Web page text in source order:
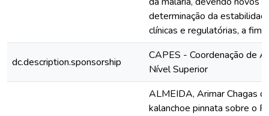
determinação da
clínicas e regulatórias, a fim
dc.description.sponsorship
CAPES - Coordenação de
Nível Superior
ALMEIDA, Arimar Chagas
kalanchoe pinnata sobre o